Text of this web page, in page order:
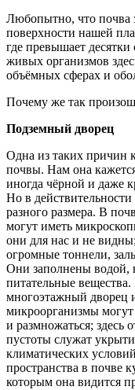
Любопытно, что почва
поверхности нашей
где превышает десятки
живых организмов
объёмных сферах и
Почему же так
Подземный дворец
Одна из таких причин
почвы. Нам она
иногда чёрной и даже
Но в
разного размера. В
могут иметь
они для нас и не
огромные тоннели,
Они заполнены водой,
питательные вещества.
многоэтажный дворец
микроорганизмы могут
и размножаться; здесь
пустоты служат
климатических
пространства в почве
которым она видится